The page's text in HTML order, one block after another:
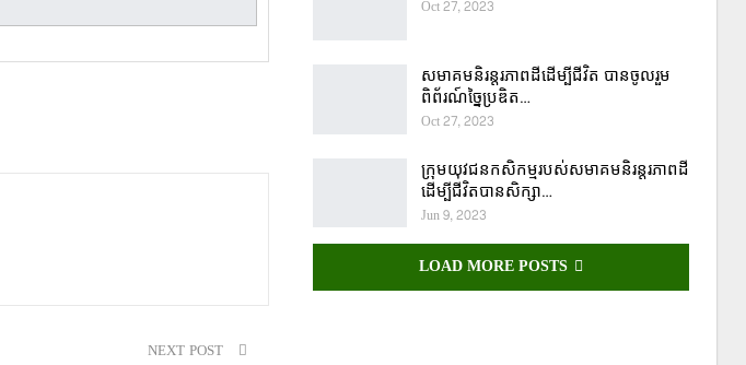
NEXT POST
Oct 27, 2023
សមាគមនិរន្តរភាពដីដើម្បីជីវិត បានចូលរួម
ពិព័រណ៍ច្នៃប្រឌិត…
Oct 27, 2023
ក្រុមយុវជនកសិកម្មរបស់សមាគមនិរន្តរភាពដី
ដើម្បីជីវិតបានសិក្សា…
Jun 9, 2023
LOAD MORE POSTS